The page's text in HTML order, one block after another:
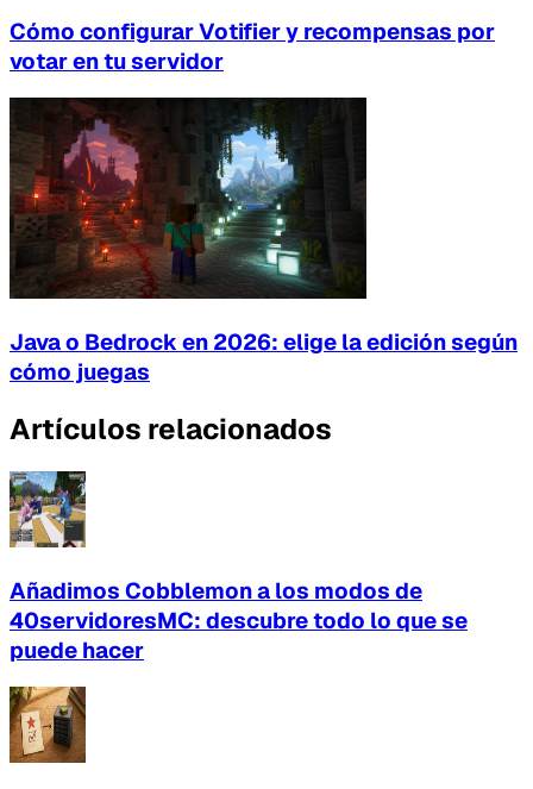
Cómo configurar Votifier y recompensas por
votar en tu servidor
Java o Bedrock en 2026: elige la edición según
cómo juegas
Artículos relacionados
Añadimos Cobblemon a los modos de
40servidoresMC: descubre todo lo que se
puede hacer